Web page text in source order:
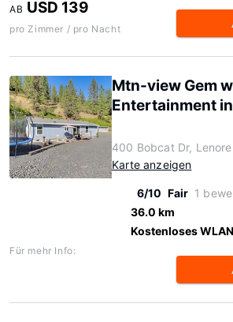
AB USD 139
pro Zimmer / pro Nacht
Mtn-view Gem
Entertainment
400 Bobcat Dr,
Karte anzeigen
6/10 Fair 1
36.0 km
Kostenloses WLAN
Für mehr Info: